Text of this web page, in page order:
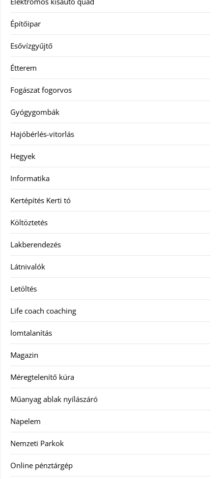
Építőipar
Esővízgyűjtő
Étterem
Fogászat fogorvos
Gyógygombák
Hajóbérlés-vitorlás
Hegyek
Informatika
Kertépítés Kerti tó
Költöztetés
Lakberendezés
Látnivalók
Letöltés
Life coach coaching
lomtalanítás
Magazin
Méregtelenítő kúra
Műanyag ablak nyílászáró
Napelem
Nemzeti Parkok
Online pénztárgép